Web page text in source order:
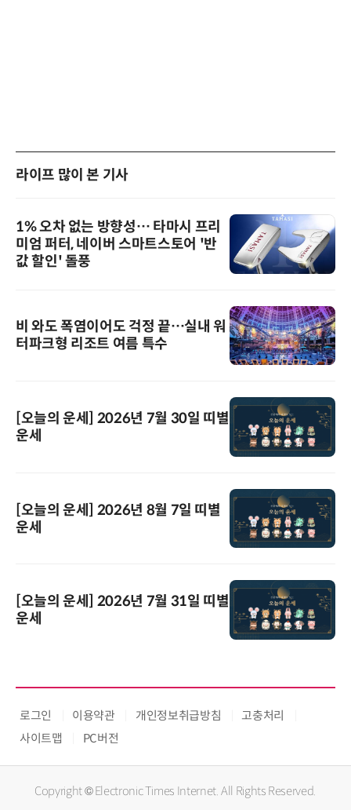
라이프 많이 본 기사
1% 오차 없는 방향성… 타마시 프리
미엄 퍼터, 네이버 스마트스토어 '반
값 할인' 돌풍
비 와도 폭염이어도 걱정 끝…실내 워
터파크형 리조트 여름 특수
[오늘의 운세] 2026년 7월 30일 띠별
운세
[오늘의 운세] 2026년 8월 7일 띠별
운세
[오늘의 운세] 2026년 7월 31일 띠별
운세
로그인 이용약관 개인정보취급방침
고충처리
사이트맵
PC버전
Copyright © Electronic Times Internet. All Rights Reserved.